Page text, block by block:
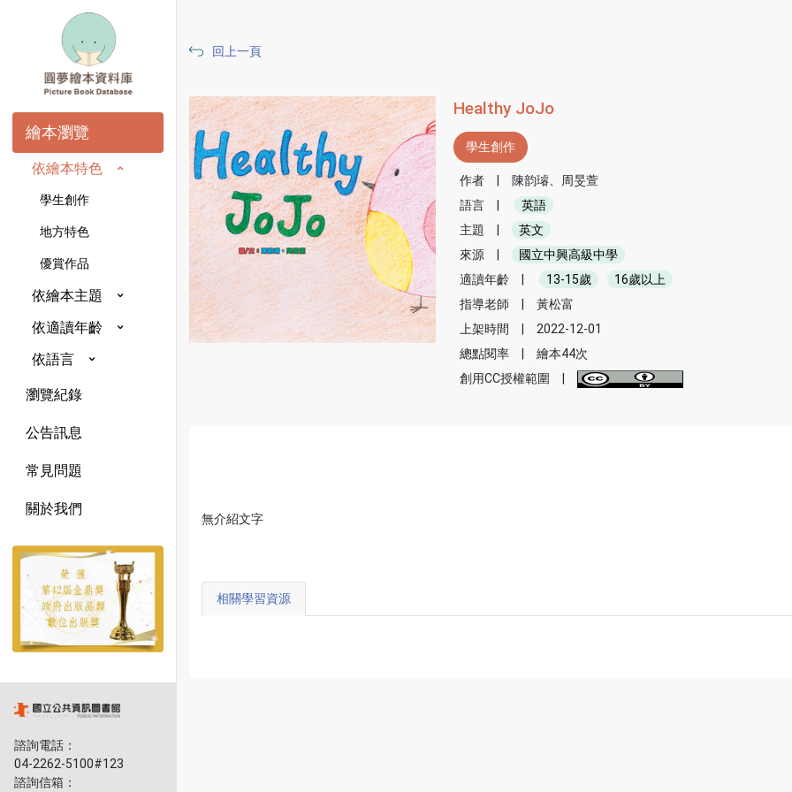
繪本瀏覽
依繪本特色
學生創作
地方特色
優賞作品
依繪本主題
依適讀年齡
依語言
瀏覽紀錄
公告訊息
常見問題
關於我們
諮詢電話：
04-2262-5100#123
諮詢信箱：
回上一頁
Healthy JoJo
學生創作
作者
陳韵璿、周旻萱
語言
英語
主題
英文
來源
國立中興高級中學
適讀年齡
13-15歲
16歲以上
指導老師
黃松富
上架時間
2022-12-01
總點閱率
繪本44次
創用CC授權範圍
無介紹文字
相關學習資源